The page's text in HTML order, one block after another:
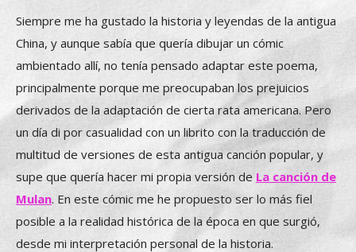
Siempre me ha gustado la historia y leyendas de la antigua
China, y aunque sabía que quería dibujar un cómic
ambientado allí, no tenía pensado adaptar este poema,
principalmente porque me preocupaban los prejuicios
derivados de la adaptación de cierta rata americana. Pero
un día di por casualidad con un librito con la traducción de
multitud de versiones de esta antigua canción popular, y
supe que quería hacer mi propia versión deLa canción de
Mulan. En este cómic me he propuesto ser lo más fiel
posible a la realidad histórica de la época en que surgió,
desde mi interpretación personal de la historia.